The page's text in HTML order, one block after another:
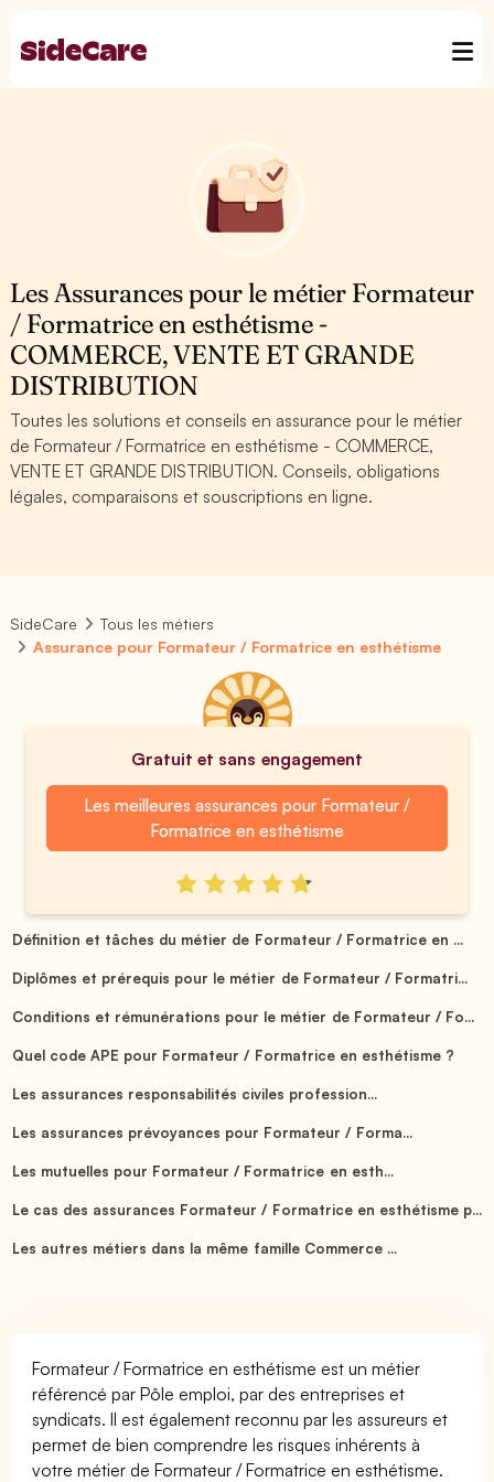
Les Assurances pour le métier Formateur
/ Formatrice en esthétisme -
COMMERCE, VENTE ET GRANDE
DISTRIBUTION
Toutes les solutions et conseils en assurance pour le métier
de Formateur / Formatrice en esthétisme - COMMERCE,
VENTE ET GRANDE DISTRIBUTION. Conseils, obligations
légales, comparaisons et souscriptions en ligne.
SideCare
Tous les métiers
Assurance pour Formateur / Formatrice en esthétisme
Gratuit et sans engagement
Les meilleures assurances pour Formateur /
Formatrice en esthétisme
Définition et tâches du métier de Formateur / Formatrice en ...
Diplômes et prérequis pour le métier de Formateur / Formatri...
Conditions et rémunérations pour le métier de Formateur / Fo...
Quel code APE pour Formateur / Formatrice en esthétisme ?
Les assurances responsabilités civiles profession...
Les assurances prévoyances pour Formateur / Forma...
Les mutuelles pour Formateur / Formatrice en esth...
Le cas des assurances Formateur / Formatrice en esthétisme p...
Les autres métiers dans la même famille Commerce ...
Formateur / Formatrice en esthétisme est un métier
référencé par Pôle emploi, par des entreprises et
syndicats. Il est également reconnu par les assureurs et
permet de bien comprendre les risques inhérents à
votre métier de Formateur / Formatrice en esthétisme.